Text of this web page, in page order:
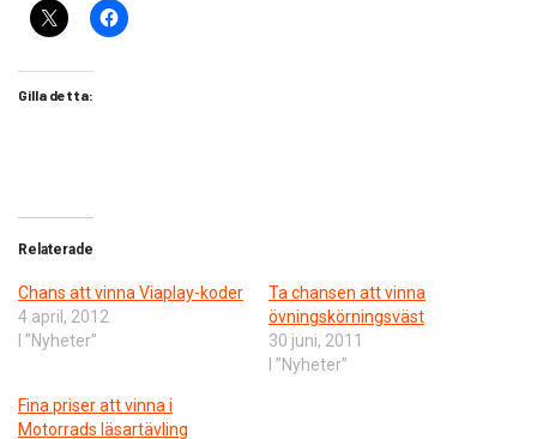
Gilla detta:
Relaterade
Chans att vinna Viaplay-koder
4 april, 2012
I ”Nyheter”
Ta chansen att vinna
övningskörningsväst
30 juni, 2011
I ”Nyheter”
Fina priser att vinna i
Motorrads läsartävling